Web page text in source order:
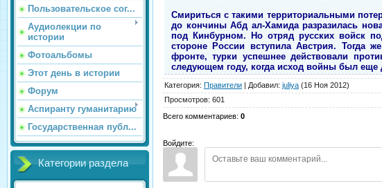
Пользовательское сог...
Аудиолекции по
истории
Фотоальбомы
Этот день в истории
Форум
Аспиранту гуманитарию
Государственная публ...
Категории раздела
Смириться с такими территориальными
до кончины Абд ал-Хамида разразилась
под Кинбурном. Но отряд русских войск
стороне России вступила Австрия. Тогда
фронте, турки успешнее действовали
следующем году, когда исход войны был еще
Категория: Правители | Добавил: juliya (16 Ноя 2012)
Просмотров: 601
Всего комментариев: 0
Войдите: